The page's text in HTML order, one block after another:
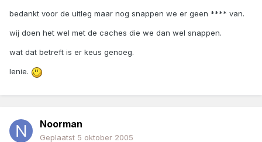
bedankt voor de uitleg maar nog snappen we er geen **** van.
wij doen het wel met de caches die we dan wel snappen.
wat dat betreft is er keus genoeg.
lenie.
Noorman
Geplaatst 5 oktober 2005